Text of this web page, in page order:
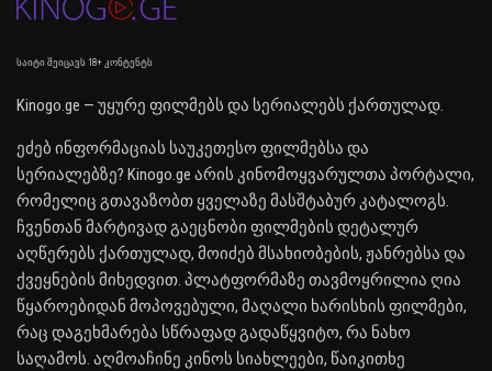
საიტი შეიცავს 18+ კონტენტს
Kinogo.ge — უყურე ფილმებს და სერიალებს ქართულად.
ეძებ ინფორმაციას საუკეთესო ფილმებსა და
სერიალებზე? Kinogo.ge არის კინომოყვარულთა პორტალი,
რომელიც გთავაზობთ ყველაზე მასშტაბურ კატალოგს.
ჩვენთან მარტივად გაეცნობი ფილმების დეტალურ
აღწერებს ქართულად, მოიძებ მსახიობების, ჟანრებსა და
ქვეყნების მიხედვით. პლატფორმაზე თავმოყრილია ღია
წყაროებიდან მოპოვებული, მაღალი ხარისხის ფილმები,
რაც დაგეხმარება სწრაფად გადაწყვიტო, რა ნახო
საღამოს. აღმოაჩინე კინოს სიახლეები, წაიკითხე